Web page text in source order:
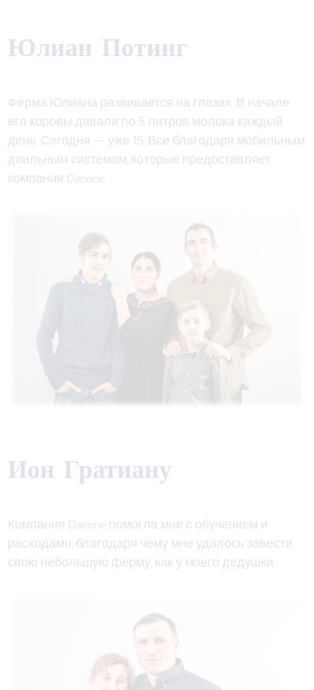
Юлиан Потинг
Ферма Юлиана развивается на глазах. В начале
его коровы давали по 5 литров молока каждый
день. Сегодня — уже 15. Все благодаря мобильным
доильным системам, которые предоставляет
компания Danone.
Ион Гратиану
Компания Danone помогла мне с обучением и
расходами, благодаря чему мне удалось завести
свою небольшую ферму, как у моего дедушки.